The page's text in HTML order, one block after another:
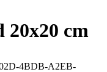
20x20 cm
4BDB-A2EB-